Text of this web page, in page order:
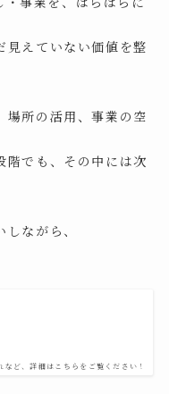
見えていない価値を整
場所の活用、事業の空
階でも、その中には次
ながら、
など、詳細はこちらをご覧ください！